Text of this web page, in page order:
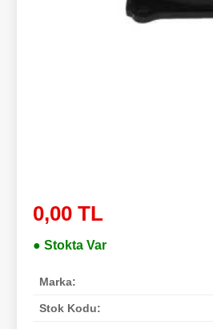
0,00 TL
● Stokta Var
Marka:
Stok Kodu: